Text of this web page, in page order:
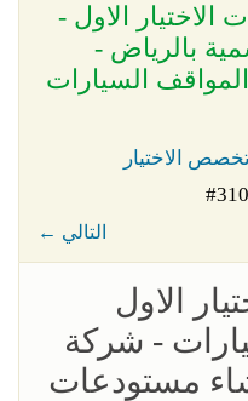
الاول -
رسمية بالرياض -
السيارات
الاختيار
← التالي
الاول
- شركة
مستودعات